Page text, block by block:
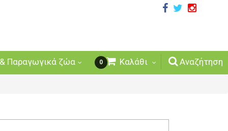
Παραγωγικά ζώα Αναζήτηση
0 Καλάθι